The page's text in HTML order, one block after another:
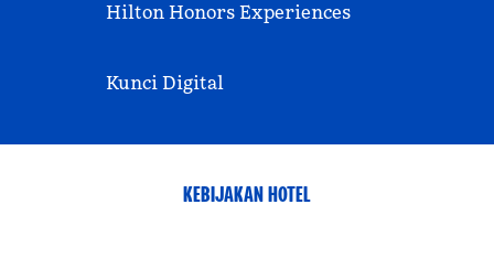
Hilton Honors Experiences
Kunci Digital
KEBIJAKAN HOTEL